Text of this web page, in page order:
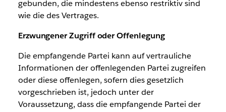
gebunden, die mindestens ebenso restriktiv sind
wie die des Vertrages.
Erzwungener Zugriff oder Offenlegung
Die empfangende Partei kann auf vertrauliche
Informationen der offenlegenden Partei zugreifen
oder diese offenlegen, sofern dies gesetzlich
vorgeschrieben ist, jedoch unter der
Voraussetzung, dass die empfangende Partei der